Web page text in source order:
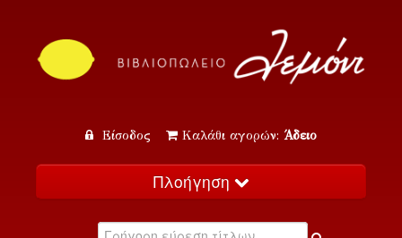
Είσοδος Καλάθι αγορών: Άδειο
Πλοήγηση